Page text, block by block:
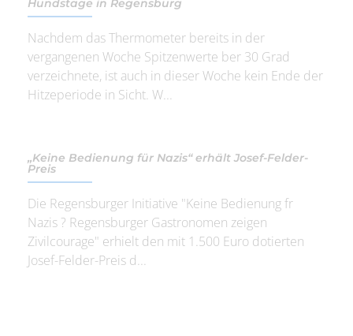
Hundstage in Regensburg
Nachdem das Thermometer bereits in der
vergangenen Woche Spitzenwerte ber 30 Grad
verzeichnete, ist auch in dieser Woche kein Ende der
Hitzeperiode in Sicht. W...
„Keine Bedienung für Nazis“ erhält Josef-Felder-
Preis
Die Regensburger Initiative "Keine Bedienung fr
Nazis ? Regensburger Gastronomen zeigen
Zivilcourage" erhielt den mit 1.500 Euro dotierten
Josef-Felder-Preis d...